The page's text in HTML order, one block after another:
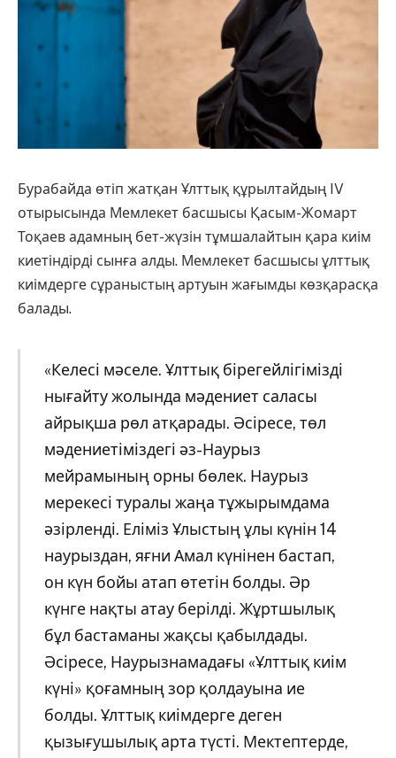
Бурабайда өтіп жатқан Ұлттық құрылтайдың IV
отырысында Мемлекет басшысы Қасым-Жомарт
Тоқаев адамның бет-жүзін тұмшалайтын қара киім
киетіндірді сынға алды. Мемлекет басшысы ұлттық
киімдерге сұраныстың артуын жағымды көзқарасқа
балады.
«Келесі мәселе. Ұлттық бірегейлігімізді
нығайту жолында мәдениет саласы
айрықша рөл атқарады. Әсіресе, төл
мәдениетіміздегі әз-Наурыз
мейрамының орны бөлек. Наурыз
мерекесі туралы жаңа тұжырымдама
әзірленді. Еліміз Ұлыстың ұлы күнін 14
наурыздан, яғни Амал күнінен бастап,
он күн бойы атап өтетін болды. Әр
күнге нақты атау берілді. Жұртшылық
бұл бастаманы жақсы қабылдады.
Әсіресе, Наурызнамадағы «Ұлттық киім
күні» қоғамның зор қолдауына ие
болды. Ұлттық киімдерге деген
қызығушылық арта түсті. Мектептерде,